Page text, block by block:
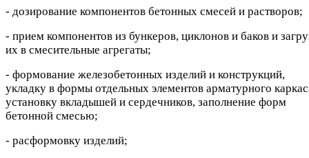
- дозирование компонентов бетонных смесей и растворов;
- прием компонентов из бункеров, циклонов и баков и
их в смесительные агрегаты;
- формование железобетонных изделий и конструкций,
укладку в формы отдельных элементов арматурного
установку вкладышей и сердечников, заполнение форм
бетонной смесью;
- расформовку изделий;